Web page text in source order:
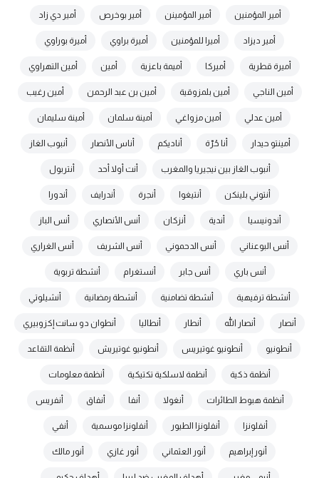
أمير المؤمنين أمير المؤمينن أمير بوخرص أمير دي زاد
أمير ديزاد أميرا للمؤمنين أميرة براوي أميرة بوراوي
أميرة قطرية أميركا أميمة باعزية أمين أمين التهراوي
أمين الناجي أمين بلمزوقية أمين بن عبد الرحمن أمين رغيب
أمين عدلي أمين مزواغي أمينة سلمان أمينة سليمان
أمينتو حيدار أنا حُرّة أناديكم أناس الأنصار أنبوب الغاز
أنبوب الغاز بين نيجيريا والمغرب أنت أولا أحد أنتربول
أنتوني بلينكن أنتيغوا أنجرة أندرايف أندورا
أندونيسيا أندية أنزكان أنس الأنصاري أنس الباز
أنس البوعناني أنس الدحموني أنس الشريف أنس الغراري
أنس باري أنس جابر أنستغرام أنشطة تربوية
أنشطة ترفيهية أنشطة تضامنية أنشطة رمضانية أنشيلوتي
أنصار أنصار الله أنطار أنطاليا أنطوان دو سانت إكزوبيري
أنطونيو أنطونيو غوتيريس أنطونيو غوتيريش أنظمة التقاعد
أنظمة ذكية أنظمة لاسلكية تكتيكية أنظمة معلومات
أنظمة هبوط الطائرات أنغولا أنفا أنفاق أنفريس
أنفلونزا أنفلونزا الطيور أنفلونزا موسمية أنفي
أنور إبراهيم أنور العثماني أنور غازي أنور مالك